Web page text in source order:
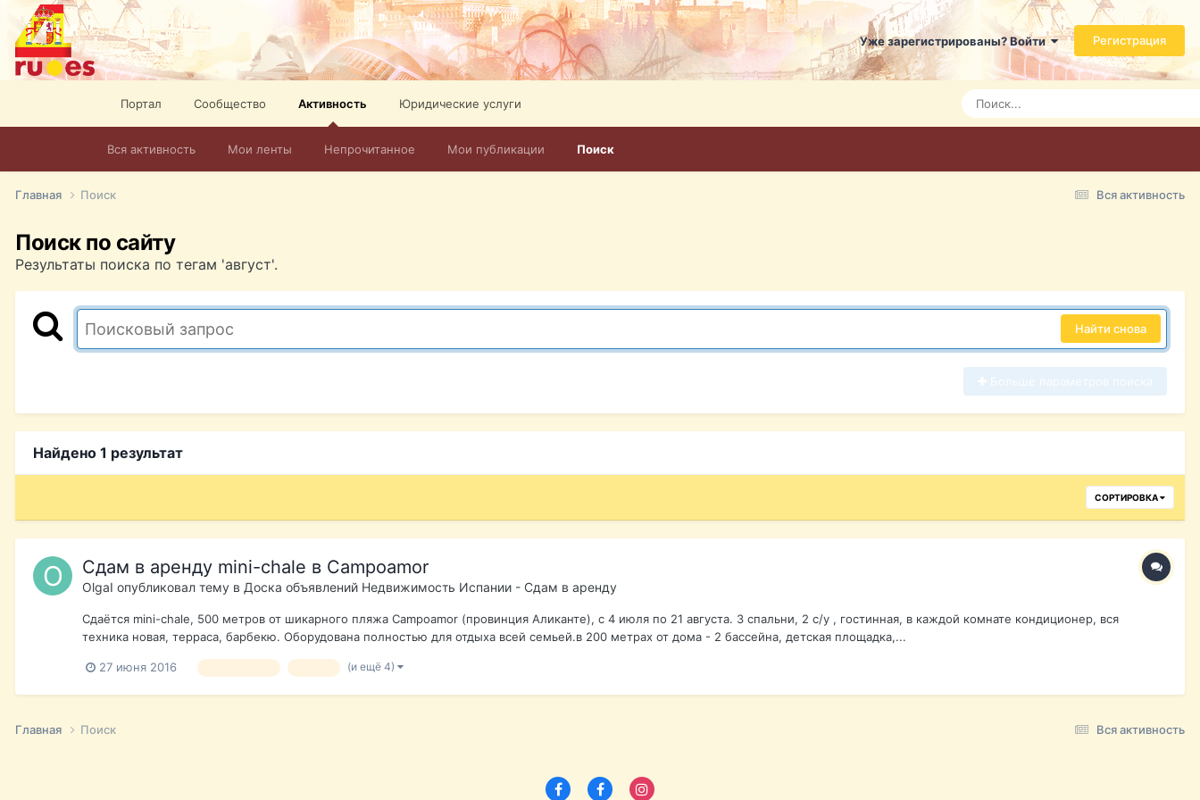
Уже зарегистрированы? Войти Регистрация
Портал Сообщество Активность
Вся активность Мои ленты Непрочитанное Мои публикации Поиск
Юридические услуги
Вся активность
Главная Поиск
Поиск по сайту
Результаты поиска по тегам 'август'.
Найти снова
Найдено 1 результат
СОРТИРОВКА
Сдам в аренду mini-chale в Campoamor
OlgaI опубликовал тему в Доска объявлений Недвижимость Испании - Сдам в аренду
Сдаётся mini-chale, 500 метров от шикарного пляжа Campoamor (провинция Аликанте), с 4 июля по 21 августа. 3 спальни, 2 с/у , гостинная, в каждой комнате кондиционер, вся
техника новая, терраса, барбекю. Оборудована полностью для отдыха всей семьей.в 200 метрах от дома - 2 бассейна, детская площадка,...
27 июня 2016 (и ещё 4)
Вся активность
Главная Поиск